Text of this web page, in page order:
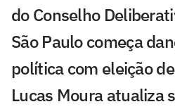
do Conselho
São Paulo começa
política com eleição
Lucas Moura atualiza